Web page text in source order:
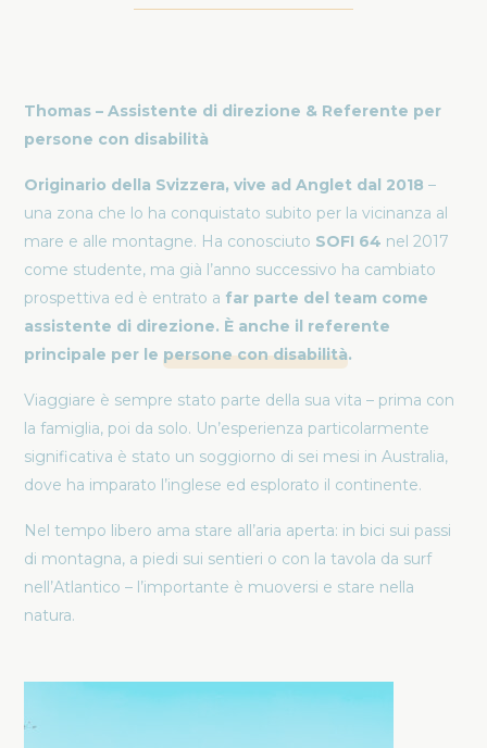
Thomas – Assistente di direzione & Referente per
persone con disabilità
Originario della Svizzera, vive ad Anglet dal 2018 –
una zona che lo ha conquistato subito per la vicinanza al
mare e alle montagne. Ha conosciuto SOFI 64 nel 2017
come studente, ma già l’anno successivo ha cambiato
prospettiva ed è entrato a far parte del team come
assistente di direzione. È anche il referente
principale per le persone con disabilità.
Viaggiare è sempre stato parte della sua vita – prima con
la famiglia, poi da solo. Un’esperienza particolarmente
significativa è stato un soggiorno di sei mesi in Australia,
dove ha imparato l’inglese ed esplorato il continente.
Nel tempo libero ama stare all’aria aperta: in bici sui passi
di montagna, a piedi sui sentieri o con la tavola da surf
nell’Atlantico – l’importante è muoversi e stare nella
natura.